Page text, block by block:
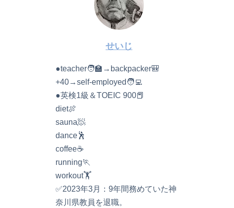
せいじ
●teacher🧑‍🏫→backpacker🎒
+40→self-employed🧑‍💻
●英検1級＆TOEIC 900📕
diet🍖
sauna🧖
dance🕺
coffee☕️
running🏃
workout🏋️
✅2023年3月：9年間務めていた神
奈川県教員を退職。